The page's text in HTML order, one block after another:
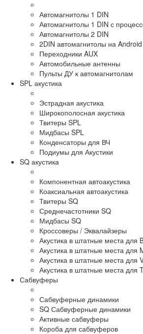
Автомагнитолы 1 DIN
Автомагнитолы 1 DIN с
Автомагнитолы 2 DIN
2DIN автомагнитолы на Android
Переходники AUX
Автомобильные антенны
Пульты ДУ к автомагнитолам
SPL акустика
Эстрадная акустика
Широкополосная акустика
Твитеры SPL
Мидбасы SPL
Конденсаторы для ВЧ
Подиумы для Акустики
SQ акустика
Компонентная автоакустика
Коаксиальная автоакустика
Твитеры SQ
Среднечастотники SQ
Мидбасы SQ
Кроссоверы / Эквалайзеры
Акустика в штатные места для
Акустика в штатные места для
Акустика в штатные места для
Акустика в штатные места для
Сабвуферы
Сабвуферные динамики
SQ Сабвуферные динамики
Активные сабвуферы
Короба для сабвуферов